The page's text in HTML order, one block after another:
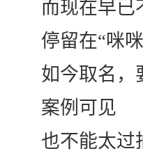
而现在早已
停留在“咪咪
如今取名，
案例可见
也不能太过